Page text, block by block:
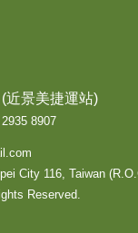
近景美捷運站)
8907
City 116, Taiwan
Reserved.